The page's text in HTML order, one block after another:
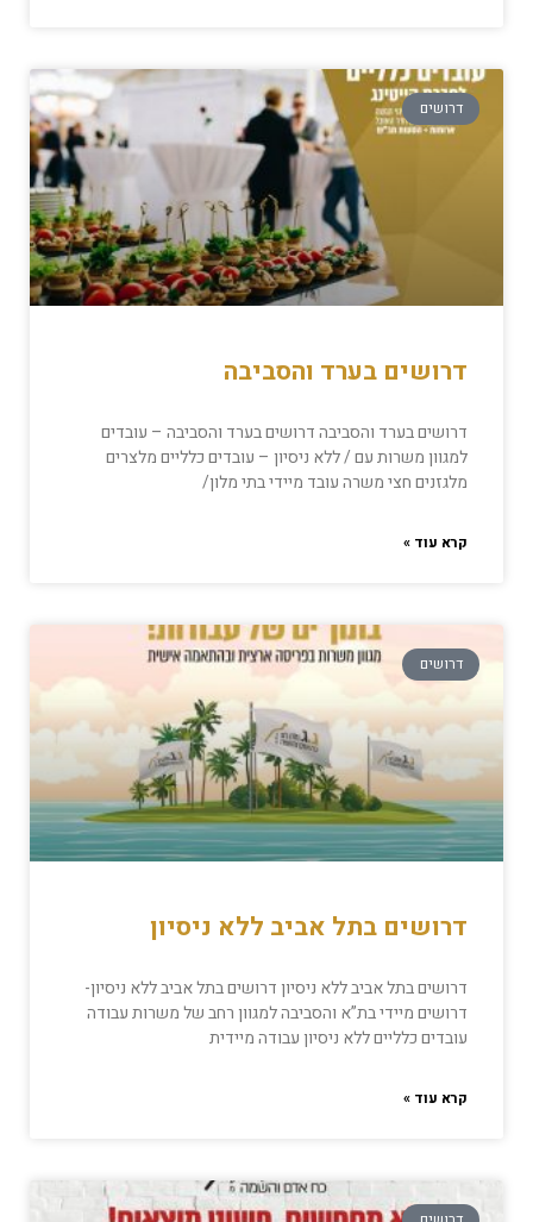
דרושים
דרושים בערד והסביבה
דרושים בערד והסביבה דרושים בערד והסביבה – עובדים
למגוון משרות עם / ללא ניסיון – עובדים כלליים מלצרים
מלגזנים חצי משרה עובד מיידי בתי מלון/
קרא עוד »
דרושים
דרושים בתל אביב ללא ניסיון
דרושים בתל אביב ללא ניסיון דרושים בתל אביב ללא ניסיון-
דרושים מיידי בת”א והסביבה למגוון רחב של משרות עבודה
עובדים כלליים ללא ניסיון עבודה מיידית
קרא עוד »